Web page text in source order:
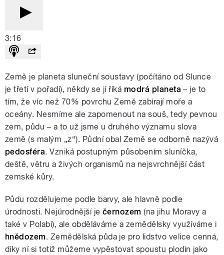
3:16
Země je planeta sluneční soustavy (počítáno od Slunce
je třetí v pořadí), někdy se jí říká modrá planeta – je to
tím, že víc než 70% povrchu Země zabírají moře a
oceány. Nesmíme ale zapomenout na souš, tedy pevnou
zem, půdu – a to už jsme u druhého významu slova
země (s malým „z“). Půdní obal Země se odborně nazývá
pedosféra. Vzniká postupným působením sluníčka,
deště, větru a živých organismů na nejsvrchnější část
zemské kůry.
Půdu rozdělujeme podle barvy, ale hlavně podle
úrodnosti. Nejúrodnější je černozem (na jihu Moravy a
také v Polabí), ale obděláváme a zemědělsky využíváme i
hnědozem. Zemědělská půda je pro lidstvo velice cenná,
díky ní si totiž můžeme vypěstovat spoustu plodin jako